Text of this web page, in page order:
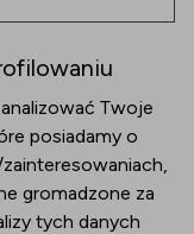
Twoje
posiadamy o
gromadzone za
tych danych